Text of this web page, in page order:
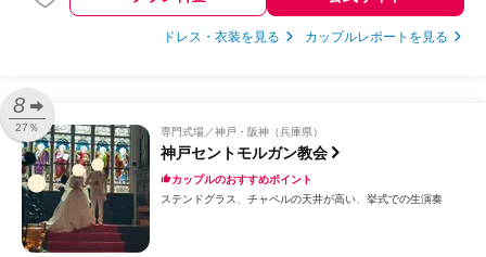
ドレス・衣装を見る カップルレポートを見る
8
27％ 専門式場 神戸・阪神（兵庫県）
神戸セントモルガン教会
カップルのおすすめポイント
ステンドグラス
チャペルの天井が高い 挙式での生演奏